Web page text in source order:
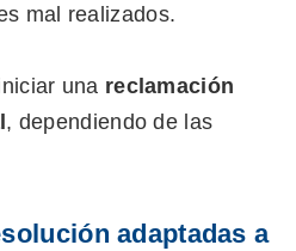
mal realizados.
una reclamación
, dependiendo de las
adaptadas a